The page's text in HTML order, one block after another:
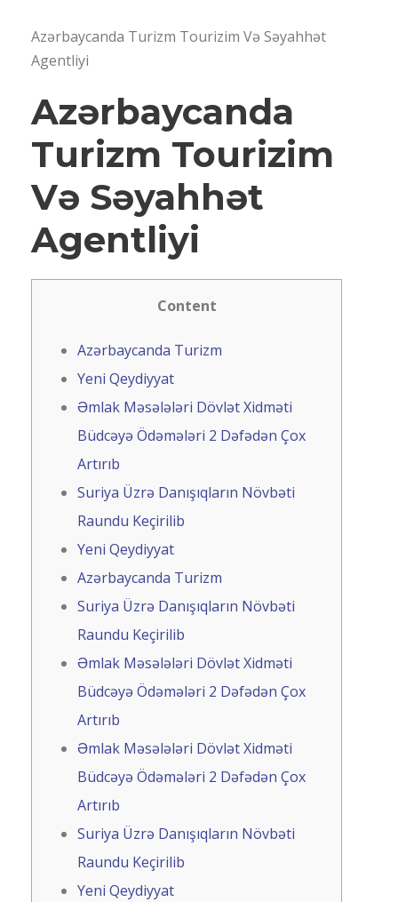
Azərbaycanda Turizm Tourizim Və Səyahhət
Agentliyi
Azərbaycanda
Turizm Tourizim
Və Səyahhət
Agentliyi
Content
Azərbaycanda Turizm
Yeni Qeydiyyat
Əmlak Məsələləri Dövlət Xidməti
Büdcəyə Ödəmələri 2 Dəfədən Çox
Artırıb
Suriya Üzrə Danışıqların Növbəti
Raundu Keçirilib
Yeni Qeydiyyat
Azərbaycanda Turizm
Suriya Üzrə Danışıqların Növbəti
Raundu Keçirilib
Əmlak Məsələləri Dövlət Xidməti
Büdcəyə Ödəmələri 2 Dəfədən Çox
Artırıb
Əmlak Məsələləri Dövlət Xidməti
Büdcəyə Ödəmələri 2 Dəfədən Çox
Artırıb
Suriya Üzrə Danışıqların Növbəti
Raundu Keçirilib
Yeni Qeydiyyat